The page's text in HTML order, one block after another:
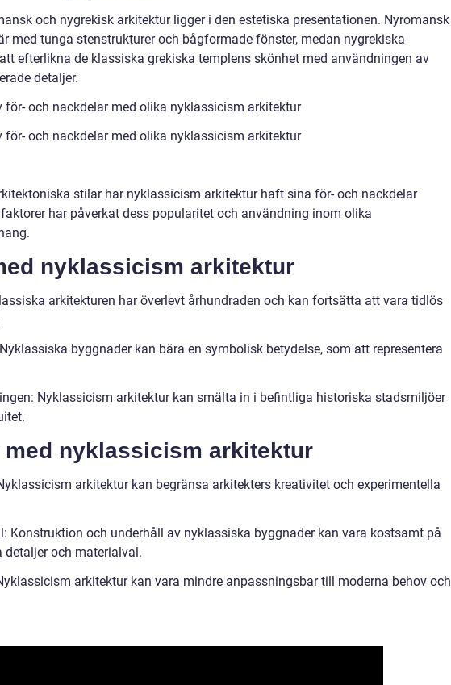
och nygrekisk arkitektur ligger i den estetiska presentationen. Nyromansk
med tunga stenstrukturer och bågformade fönster, medan nygrekiska
efterlikna de klassiska grekiska templens skönhet med användningen av
detaljer.
för- och nackdelar med olika nyklassicism arkitektur
för- och nackdelar med olika nyklassicism arkitektur
stilar har nyklassicism arkitektur haft sina för- och nackdelar
har påverkat dess popularitet och användning inom olika
nyklassicism arkitektur
arkitekturen har överlevt århundraden och kan fortsätta att vara tidlös
byggnader kan bära en symbolisk betydelse, som att representera
Nyklassicism arkitektur kan smälta in i befintliga historiska stadsmiljöer
med nyklassicism arkitektur
arkitektur kan begränsa arkitekters kreativitet och experimentella
Konstruktion och underhåll av nyklassiska byggnader kan vara kostsamt på
detaljer och materialval.
arkitektur kan vara mindre anpassningsbar till moderna behov och